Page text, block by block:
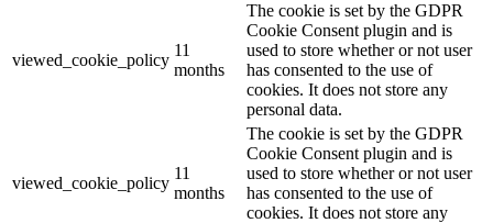
viewed_cookie_policy
11
months
The cookie is set by the GDPR
Cookie Consent plugin and is
used to store whether or not user
has consented to the use of
cookies. It does not store any
personal data.
viewed_cookie_policy
11
months
The cookie is set by the GDPR
Cookie Consent plugin and is
used to store whether or not user
has consented to the use of
cookies. It does not store any